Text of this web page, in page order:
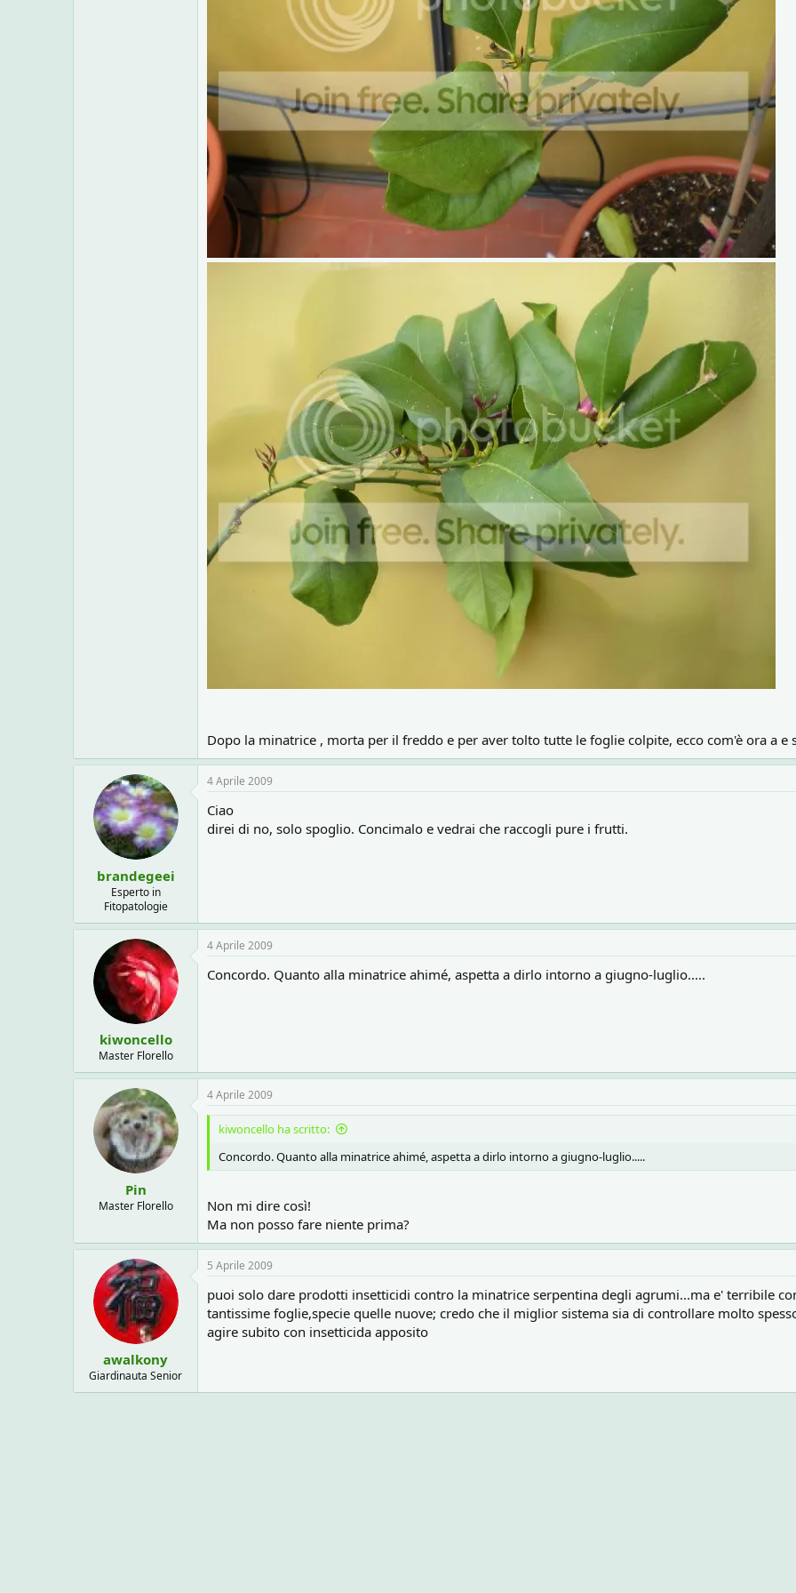
Dopo la minatrice , morta per il freddo e per aver tolto tutte le foglie colpite, ecco com'è ora a e
brandegeei
Esperto in
Fitopatologie
4 Aprile 2009
Ciao
direi di no, solo spoglio. Concimalo e vedrai che raccogli pure i frutti.
kiwoncello
Master Florello
4 Aprile 2009
Concordo. Quanto alla minatrice ahimé, aspetta a dirlo intorno a giugno-luglio.....
Pin
Master Florello
4 Aprile 2009
kiwoncello ha scritto:
Concordo. Quanto alla minatrice ahimé, aspetta a dirlo intorno a giugno-luglio.....
Non mi dire così!
Ma non posso fare niente prima?
awalkony
Giardinauta Senior
5 Aprile 2009
puoi solo dare prodotti insetticidi contro la minatrice serpentina degli agrumi...ma e' terribile
tantissime foglie,specie quelle nuove; credo che il miglior sistema sia di controllare molto
agire subito con insetticida apposito